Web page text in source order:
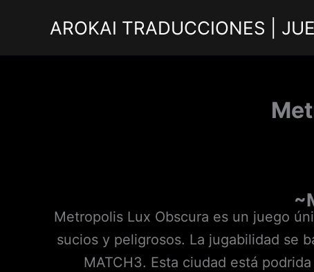
AROKAI TRADUCCIONES |
Metropolis Lux Obscura es un juego
sucios y peligrosos. La jugabilidad se
MATCH3. Esta ciudad está